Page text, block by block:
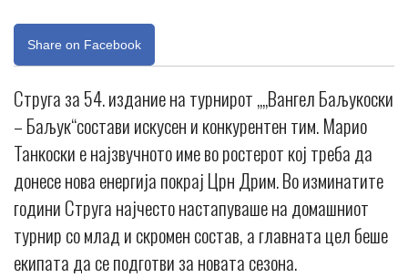
Share on Facebook
Струга за 54. издание на турнирот „„Вангел Баљукоски
– Баљук“состави искусен и конкурентен тим. Марио
Танкоски е најзвучното име во ростерот кој треба да
донесе нова енергија покрај Црн Дрим. Во изминатите
години Струга најчесто настапуваше на домашниот
турнир со млад и скромен состав, а главната цел беше
екипата да се подготви за новата сезона.